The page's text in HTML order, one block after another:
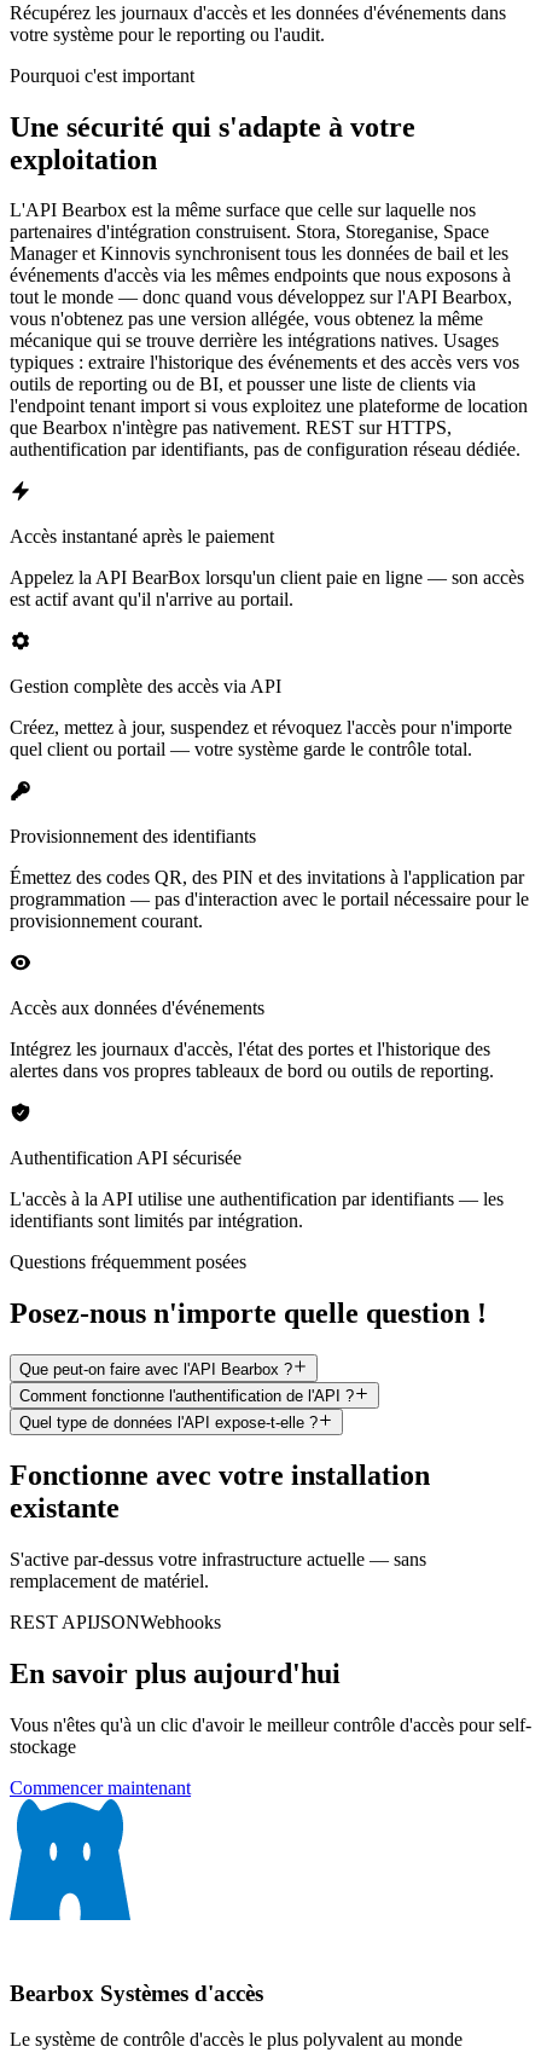
Récupérez les journaux d'accès et les données d'événements dans
votre système pour le reporting ou l'audit.
Pourquoi c'est important
Une sécurité qui s'adapte à votre
exploitation
L'API Bearbox est la même surface que celle sur laquelle nos
partenaires d'intégration construisent. Stora, Storeganise, Space
Manager et Kinnovis synchronisent tous les données de bail et les
événements d'accès via les mêmes endpoints que nous exposons à
tout le monde — donc quand vous développez sur l'API Bearbox,
vous n'obtenez pas une version allégée, vous obtenez la même
mécanique qui se trouve derrière les intégrations natives. Usages
typiques : extraire l'historique des événements et des accès vers vos
outils de reporting ou de BI, et pousser une liste de clients via
l'endpoint tenant import si vous exploitez une plateforme de location
que Bearbox n'intègre pas nativement. REST sur HTTPS,
authentification par identifiants, pas de configuration réseau dédiée.
Accès instantané après le paiement
Appelez la API BearBox lorsqu'un client paie en ligne — son accès
est actif avant qu'il n'arrive au portail.
Gestion complète des accès via API
Créez, mettez à jour, suspendez et révoquez l'accès pour n'importe
quel client ou portail — votre système garde le contrôle total.
Provisionnement des identifiants
Émettez des codes QR, des PIN et des invitations à l'application par
programmation — pas d'interaction avec le portail nécessaire pour le
provisionnement courant.
Accès aux données d'événements
Intégrez les journaux d'accès, l'état des portes et l'historique des
alertes dans vos propres tableaux de bord ou outils de reporting.
Authentification API sécurisée
L'accès à la API utilise une authentification par identifiants — les
identifiants sont limités par intégration.
Questions fréquemment posées
Posez-nous n'importe quelle question !
Que peut-on faire avec l'API Bearbox ?
Comment fonctionne l'authentification de l'API ?
Quel type de données l'API expose-t-elle ?
Fonctionne avec votre installation
existante
S'active par-dessus votre infrastructure actuelle — sans
remplacement de matériel.
REST APIJSONWebhooks
En savoir plus aujourd'hui
Vous n'êtes qu'à un clic d'avoir le meilleur contrôle d'accès pour self-
stockage
Commencer maintenant
Bearbox Systèmes d'accès
Le système de contrôle d'accès le plus polyvalent au monde